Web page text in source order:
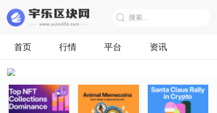
首页 行情 平台 资讯